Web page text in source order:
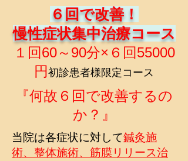
６回で改善！
慢性症状集中治療コース
​１回60～90分×６回55000
円 初診患者様限定コース
『何故６回で改善するの
か？』
当院は各症状に対して鍼灸施
術、整体施術、筋膜リリース治